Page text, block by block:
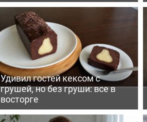
Удивил гостей кексом с
грушей, но без груши: все в
восторге